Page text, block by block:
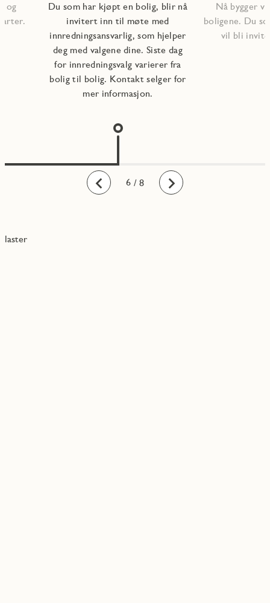
Bakover
og
Du som har kjøpt en bolig, blir nå
invitert inn til møte med
innredningsansvarlig, som hjelper
deg med valgene dine. Siste dag
for innredningsvalg varierer fra
bolig til bolig. Kontakt selger for
mer informasjon.
Nå bygger
boligene. Du
vil bli
Fremover
1
2
3
4
5
6
7
8 / 8
laster